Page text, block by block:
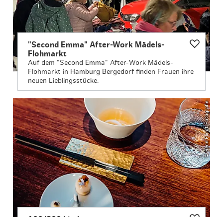
"Second Emma" After-Work Mädels-
Flohmarkt
Auf dem "Second Emma" After-Work Mädels-
Flohmarkt in Hamburg Bergedorf finden Frauen ihre
neuen Lieblingsstücke.
© Rene Flindt Fotografie